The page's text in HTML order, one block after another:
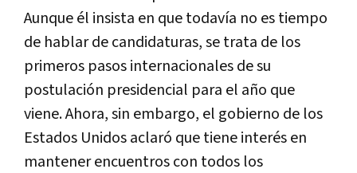
Aunque él insista en que todavía no es tiempo
de hablar de candidaturas, se trata de los
primeros pasos internacionales de su
postulación presidencial para el año que
viene. Ahora, sin embargo, el gobierno de los
Estados Unidos aclaró que tiene interés en
mantener encuentros con todos los